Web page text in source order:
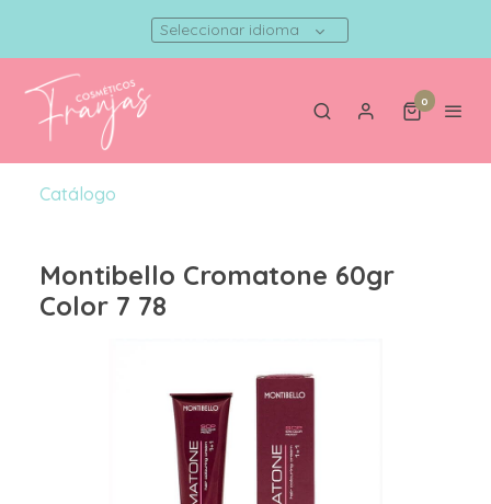
Seleccionar idioma
0
Catálogo
Montibello Cromatone 60gr
Color 7 78